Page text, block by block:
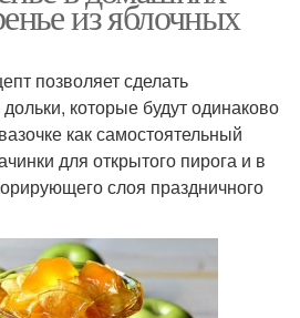
из яблочных
позволяет сделать
которые будут одинаково
как самостоятельный
для открытого пирога и в
слоя праздничного